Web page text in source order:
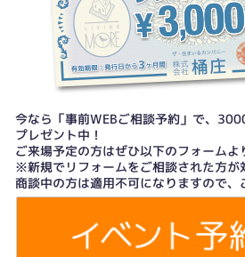
今なら「事前WEBご相談予約」で、
プレゼント中！
ご来場予定の方はぜひ以下のフォームよ
※新規でリフォームをご相談された方が
商談中の方は適用不可になりますので、